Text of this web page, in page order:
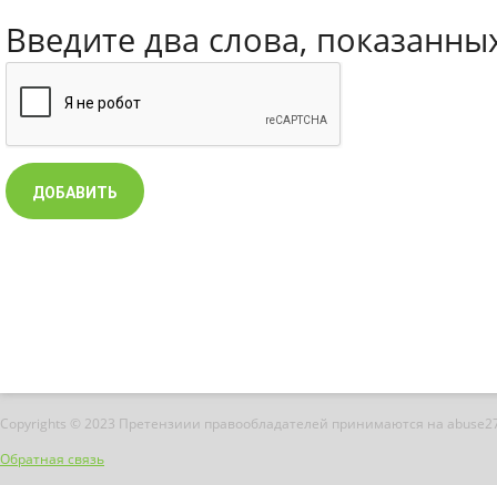
Введите два слова,
Copyrights © 2023 Претензиии правообладателей принимаются на
Обратная связь